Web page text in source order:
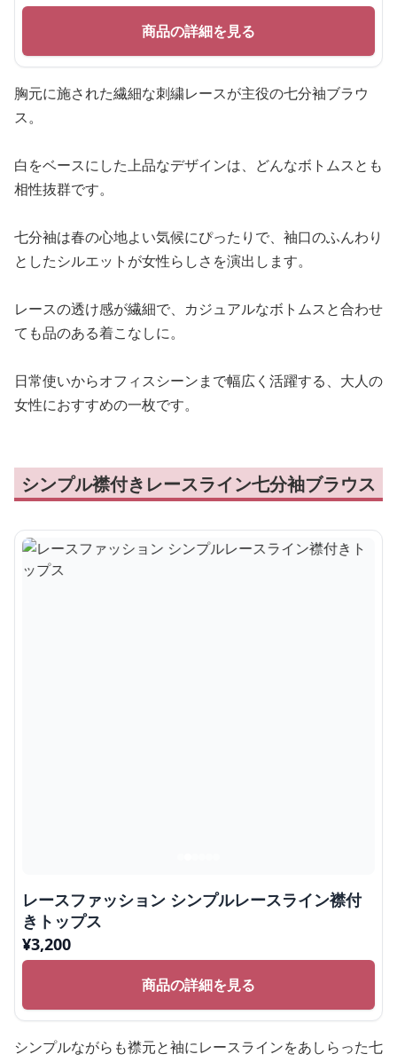
商品の詳細を見る
胸元に施された繊細な刺繍レースが主役の七分袖ブラウ
ス。
白をベースにした上品なデザインは、どんなボトムスとも
相性抜群です。
七分袖は春の心地よい気候にぴったりで、袖口のふんわり
としたシルエットが女性らしさを演出します。
レースの透け感が繊細で、カジュアルなボトムスと合わせ
ても品のある着こなしに。
日常使いからオフィスシーンまで幅広く活躍する、大人の
女性におすすめの一枚です。
シンプル襟付きレースライン七分袖ブラウス
レースファッション シンプルレースライン襟付
きトップス
¥3,200
商品の詳細を見る
シンプルながらも襟元と袖にレースラインをあしらった七